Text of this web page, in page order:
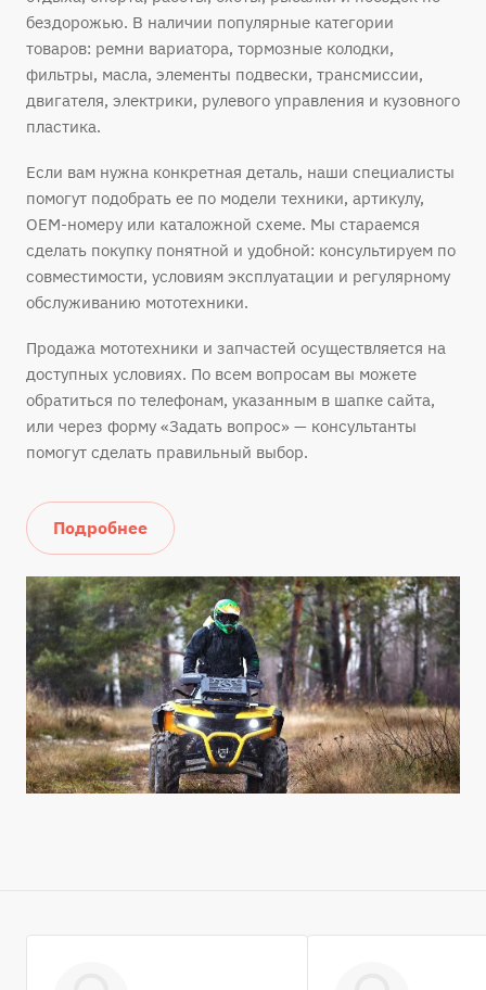
бездорожью. В наличии популярные категории
товаров: ремни вариатора, тормозные колодки,
фильтры, масла, элементы подвески, трансмиссии,
двигателя, электрики, рулевого управления и кузовного
пластика.
Если вам нужна конкретная деталь, наши специалисты
помогут подобрать ее по модели техники, артикулу,
OEM-номеру или каталожной схеме. Мы стараемся
сделать покупку понятной и удобной: консультируем по
совместимости, условиям эксплуатации и регулярному
обслуживанию мототехники.
Продажа мототехники и запчастей осуществляется на
доступных условиях. По всем вопросам вы можете
обратиться по телефонам, указанным в шапке сайта,
или через форму «Задать вопрос» — консультанты
помогут сделать правильный выбор.
Подробнее